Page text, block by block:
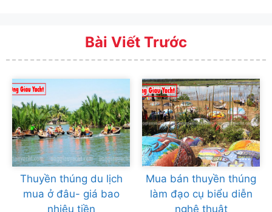
Bài Viết Trước
Thuyền thúng du lịch
mua ở đâu- giá bao
nhiêu tiền
Mua bán thuyền thúng
làm đạo cụ biểu diễn
nghệ thuật